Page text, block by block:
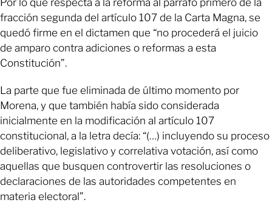
fracción segunda del artículo 107 de la Carta Magna, se
quedó firme en el dictamen que “no procederá el juicio
de amparo contra adiciones o reformas a esta
Constitución”.
La parte que fue eliminada de último momento por
Morena, y que también había sido considerada
inicialmente en la modificación al artículo 107
constitucional, a la letra decía: “(…) incluyendo su proceso
deliberativo, legislativo y correlativa votación, así como
aquellas que busquen controvertir las resoluciones o
declaraciones de las autoridades competentes en
materia electoral”.